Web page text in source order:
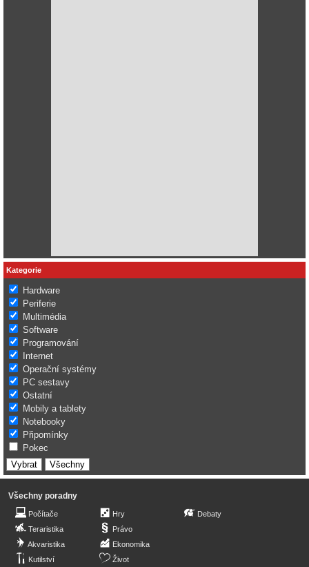
Kategorie
Hardware
Periferie
Multimédia
Software
Programování
Internet
Operační systémy
PC sestavy
Ostatní
Mobily a tablety
Notebooky
Připomínky
Pokec
Všechny poradny
Počítače
Teraristika
Akvaristika
Kutilství
Hry
Právo
Ekonomika
Život
Debaty